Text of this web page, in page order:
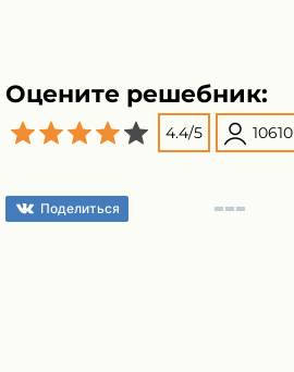
Оцените решебник:
4.4/5 10610
Поделиться